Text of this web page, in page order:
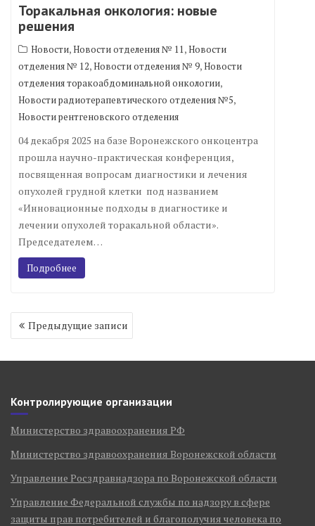
Торакальная онкология: новые
решения
Новости,Новости отделения № 11,Новости
отделения № 12,Новости отделения № 9,Новости
отделения торакоабдоминальной онкологии,
Новости радиотерапевтического отделения №5,
Новости рентгеновского отделения
04 декабря 2025 на базе Воронежского онкоцентра
прошла научно-практическая конференция,
посвященная вопросам диагностики и лечения
опухолей грудной клетки под названием
«Инновационные подходы в диагностике и
лечении опухолей торакальной области».
Председателем…
Подробнее
Навигация
по
Предыдущие записи
Контролирующие организации
Министерство здравоохранения РФ
Министерство здравоохранения Воронежской области
Управление Росздравнадзора по Воронежской области
Управление Федеральной службы по надзору в сфере
защиты прав потребителей и благополучия человека по